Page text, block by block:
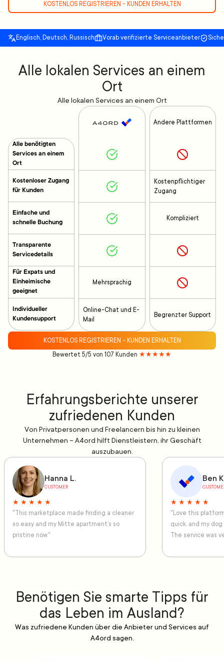
KOSTENLOS REGISTRIEREN - KUNDEN ERHALTEN
Englisch, Deutsch, Russisch Vorab verifizierte Serviceanbieter
Alle lokalen Services an einem
Ort
Alle lokalen Services an einem Ort
Alle benötigten
Services an einem
Ort
Kostenloser Zugang
für Kunden
Einfache und
schnelle Buchung
Transparente
Servicedetails
Für Expats und
Einheimische
geeignet
Individueller
Kundensupport
Mehrsprachig
Online-Chat und E-
Mail
Andere Plattformen
Kostenpflichtiger
Zugang
Kompliziert
Begrenzter Support
KOSTENLOS REGISTRIEREN - KUNDEN ERHALTEN
Bewertet 5/5 von 107 Kunden ★★★★★
Erfahrungsberichte unserer
zufriedenen Kunden
Von Privatpersonen und Freelancern bis hin zu kleinen
Unternehmen – A4ord hilft Dienstleistern, ihr Geschäft
auszubauen.
Hanna L.
CUSTOMER
★ ★ ★ ★ ★
"This marketplace made finding a cleaner
so easy and my Mitte apartment’s so
pristine now."
Ben
★ ★ ★ ★ ★
"Love this
quick, and my
The service was
Benötigen Sie smarte Tipps für
das Leben im Ausland?
Was zufriedene Kunden über die Anbieter und Services auf
A4ord sagen.